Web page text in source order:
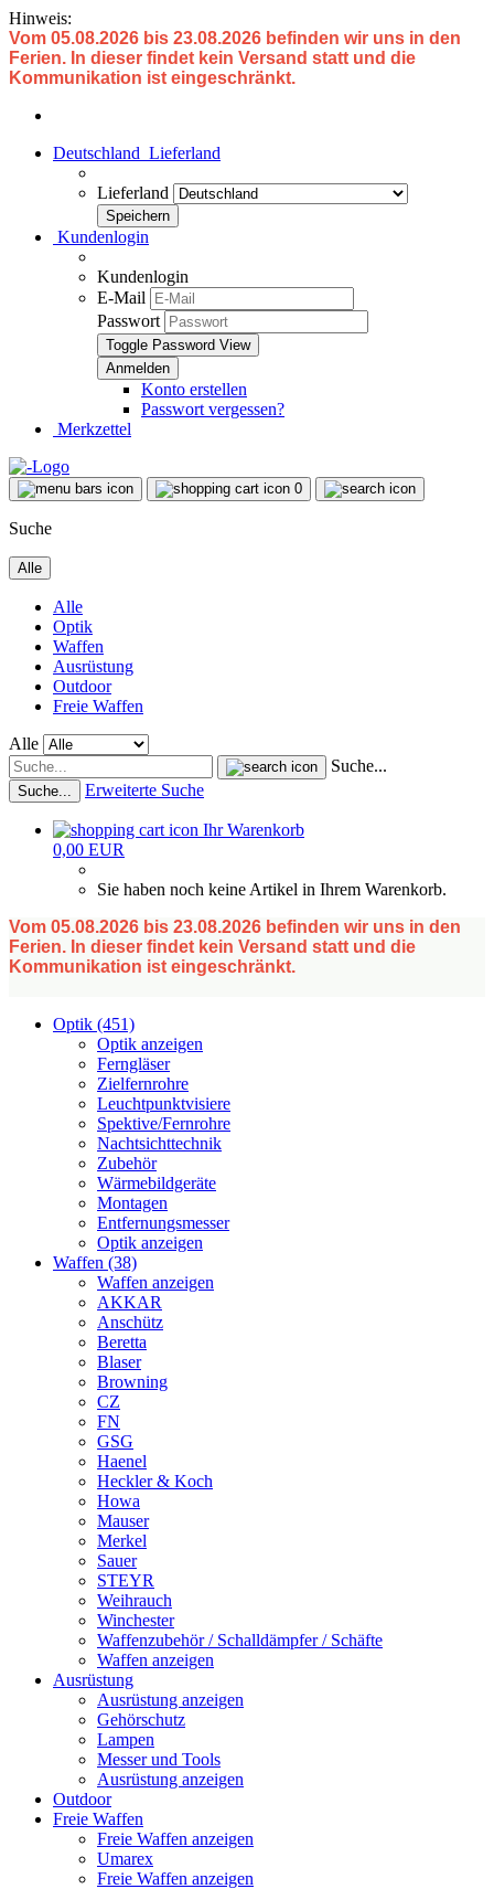
Hinweis:
Vom 05.08.2026 bis 23.08.2026 befinden wir uns in den
Ferien. In dieser findet kein Versand statt und die
Kommunikation ist eingeschränkt.
Deutschland Lieferland
Lieferland
Kundenlogin
Kundenlogin
E-Mail
Passwort
Toggle Password View
Konto erstellen
Passwort vergessen?
Merkzettel
0
Suche
Alle
Alle
Optik
Waffen
Ausrüstung
Outdoor
Freie Waffen
Alle
Suche...
Suche... Erweiterte Suche
Ihr Warenkorb
0,00 EUR
Sie haben noch keine Artikel in Ihrem Warenkorb.
Vom 05.08.2026 bis 23.08.2026 befinden wir uns in den
Ferien. In dieser findet kein Versand statt und die
Kommunikation ist eingeschränkt.
Optik (451)
Optik anzeigen
Ferngläser
Zielfernrohre
Leuchtpunktvisiere
Spektive/Fernrohre
Nachtsichttechnik
Zubehör
Wärmebildgeräte
Montagen
Entfernungsmesser
Optik anzeigen
Waffen (38)
Waffen anzeigen
AKKAR
Anschütz
Beretta
Blaser
Browning
CZ
FN
GSG
Haenel
Heckler & Koch
Howa
Mauser
Merkel
Sauer
STEYR
Weihrauch
Winchester
Waffenzubehör / Schalldämpfer / Schäfte
Waffen anzeigen
Ausrüstung
Ausrüstung anzeigen
Gehörschutz
Lampen
Messer und Tools
Ausrüstung anzeigen
Outdoor
Freie Waffen
Freie Waffen anzeigen
Umarex
Freie Waffen anzeigen